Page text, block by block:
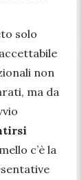
solo
non
ma da
c’è la